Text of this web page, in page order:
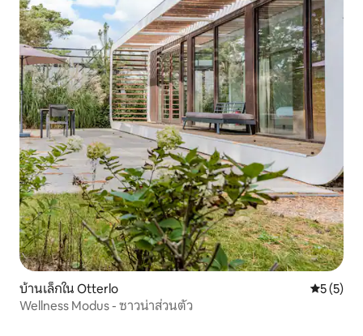
บ้านเล็กใน Otterlo คะแนนเฉ
5 (5)
Wellness Modus - ซาวน่าส่วนตัว